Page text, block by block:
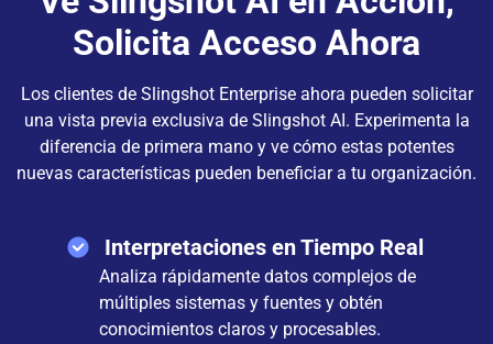
Solicita Acceso Ahora
Los clientes de Slingshot Enterprise ahora pueden solicitar
una vista previa exclusiva de Slingshot AI. Experimenta la
diferencia de primera mano y ve cómo estas potentes
nuevas características pueden beneficiar a tu organización.
Interpretaciones en Tiempo Real
Analiza rápidamente datos complejos de
múltiples sistemas y fuentes y obtén
conocimientos claros y procesables.